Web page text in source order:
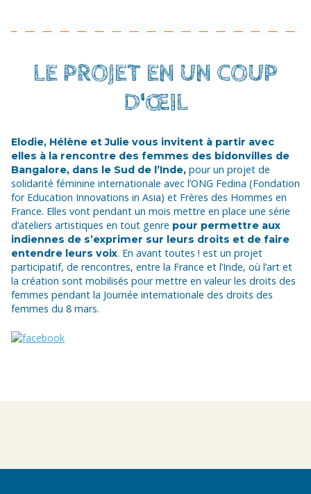
LE PROJET EN UN COUP
D'ŒIL
Elodie, Hélène et Julie vous invitent à partir avec
elles à la rencontre des femmes des bidonvilles de
Bangalore, dans le Sud de l’Inde, pour un projet de
solidarité féminine internationale avec l’ONG Fedina (Fondation
for Education Innovations in Asia) et Frères des Hommes en
France. Elles vont pendant un mois mettre en place une série
d’ateliers artistiques en tout genre pour permettre aux
indiennes de s’exprimer sur leurs droits et de faire
entendre leurs voix. En avant toutes ! est un projet
participatif, de rencontres, entre la France et l’Inde, où l’art et
la création sont mobilisés pour mettre en valeur les droits des
femmes pendant la Journée internationale des droits des
femmes du 8 mars.